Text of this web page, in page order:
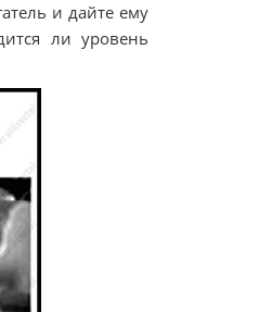
и дайте ему
ли уровень